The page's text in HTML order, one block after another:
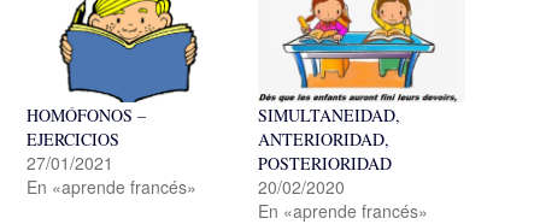
HOMÓFONOS –
EJERCICIOS
27/01/2021
En «aprende francés»
SIMULTANEIDAD,
ANTERIORIDAD,
POSTERIORIDAD
20/02/2020
En «aprende francés»